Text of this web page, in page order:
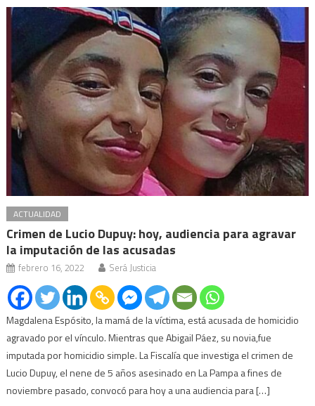
ACTUALIDAD
Crimen de Lucio Dupuy: hoy, audiencia para agravar
la imputación de las acusadas
febrero 16, 2022 Será Justicia
Magdalena Espósito, la mamá de la víctima, está acusada de homicidio
agravado por el vínculo. Mientras que Abigail Páez, su novia,fue
imputada por homicidio simple. La Fiscalía que investiga el crimen de
Lucio Dupuy, el nene de 5 años asesinado en La Pampa a fines de
noviembre pasado, convocó para hoy a una audiencia para […]